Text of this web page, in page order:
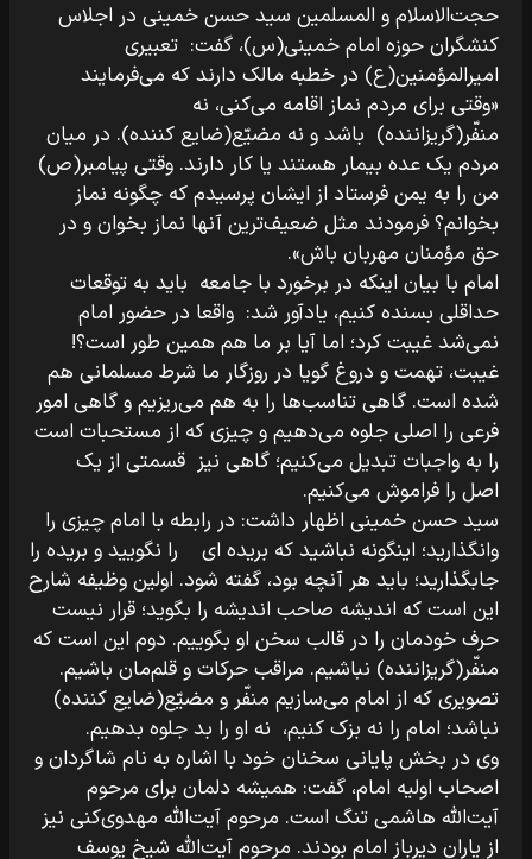
حجت‌الاسلام و المسلمین سید حسن خمینی در اجلاس
کنشگران حوزه امام خمینی(س)، گفت: تعبیری
امیرالمؤمنین(ع) در خطبه مالک دارند که می‌فرمایند
«وقتی برای مردم نماز اقامه می‌کنی، نه
منفّر(گریزاننده) باشد و نه مضیّع(ضایع کننده). در میان
مردم یک عده بیمار هستند یا کار دارند. وقتی پیامبر(ص)
من را به یمن فرستاد از ایشان پرسیدم که چگونه نماز
بخوانم؟ فرمودند مثل ضعیف‌ترین آنها نماز بخوان و در
حق مؤمنان مهربان باش».
امام با بیان اینکه در برخورد با جامعه باید به توقعات
حداقلی بسنده کنیم، یادآور شد: واقعا در حضور امام
نمی‌شد غیبت کرد؛ اما آیا بر ما هم همین طور است؟!
غیبت، تهمت و دروغ گویا در روزگار ما شرط مسلمانی هم
شده است. گاهی تناسب‌ها را به هم می‌ریزیم و گاهی امور
فرعی را اصلی جلوه می‌دهیم و چیزی که از مستحبات است
را به واجبات تبدیل می‌کنیم؛ گاهی نیز قسمتی از یک
اصل را فراموش می‌کنیم.
سید حسن خمینی اظهار داشت: در رابطه با امام چیزی را
وانگذارید؛ اینگونه نباشید که بریده ای را نگویید و بریده را
جابگذارید؛ باید هر آنچه بود، گفته شود. اولین وظیفه شارح
این است که اندیشه صاحب اندیشه را بگوید؛ قرار نیست
حرف خودمان را در قالب سخن او بگوییم. دوم این است که
منفّر(گریزاننده) نباشیم. مراقب حرکات و قلم‌مان باشیم.
تصویری که از امام می‌سازیم منفّر و مضیّع(ضایع کننده)
نباشد؛ امام را نه بزک کنیم، نه او را بد جلوه بدهیم.
وی در بخش پایانی سخنان خود با اشاره به نام شاگردان و
اصحاب اولیه امام، گفت: همیشه دلمان برای مرحوم
آیت‌الله هاشمی تنگ است. مرحوم آیت‌الله مهدوی‌کنی نیز
از یاران دیرباز امام بودند. مرحوم آیت‌الله شیخ یوسف